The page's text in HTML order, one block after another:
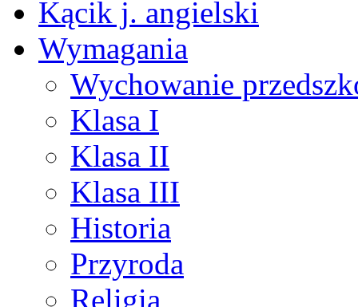
Kącik j. angielski
Wymagania
Wychowanie
Klasa I
Klasa II
Klasa III
Historia
Przyroda
Religia